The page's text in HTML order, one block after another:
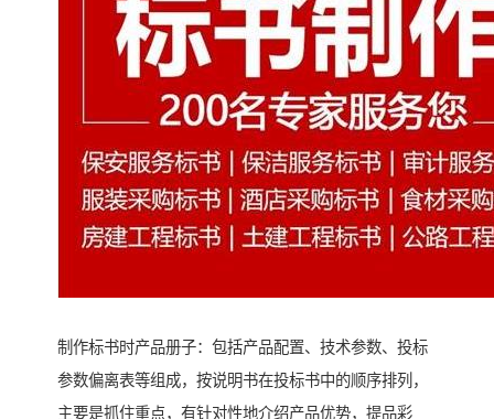
制作标书时产品册子：包括产品配置、技术参数、投标
参数偏离表等组成，按说明书在投标书中的顺序排列，
主要是抓住重点，有针对性地介绍产品优势，提品彩